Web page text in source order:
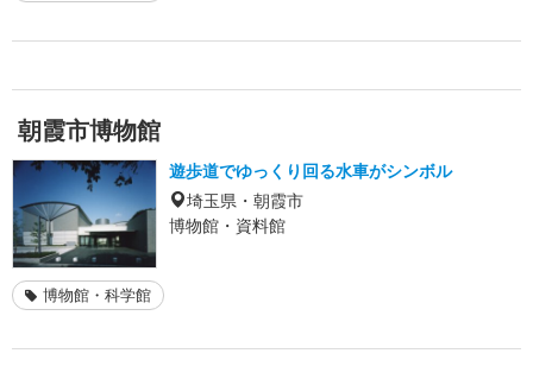
朝霞市博物館
遊歩道でゆっくり回る水車がシンボル
埼玉県・朝霞市
博物館・資料館
博物館・科学館